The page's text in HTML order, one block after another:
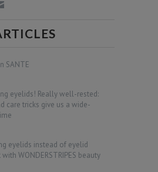
SANTE
eyelids! Really well-rested:
care tricks give us a wide-
eyelids instead of eyelid
WONDERSTRIPES beauty